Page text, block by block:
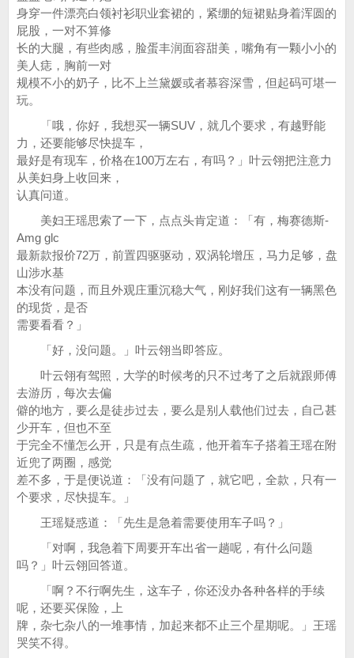
身穿一件漂亮白领衬衫职业套裙的，紧绷的短裙贴身着浑圆的
屁股，一对不算修
长的大腿，有些肉感，脸蛋丰润面容甜美，嘴角有一颗小小的
美人痣，胸前一对
规模不小的奶子，比不上兰黛媛或者慕容深雪，但起码可堪一
玩。
「哦，你好，我想买一辆SUV，就几个要求，有越野能
力，还要能够尽快提车，
最好是有现车，价格在100万左右，有吗？」叶云翎把注意力
从美妇身上收回来，
认真问道。
美妇王瑶思索了一下，点点头肯定道：「有，梅赛德斯-
Amg glc
最新款报价72万，前置四驱驱动，双涡轮增压，马力足够，盘
山涉水基
本没有问题，而且外观庄重沉稳大气，刚好我们这有一辆黑色
的现货，是否
需要看看？」
「好，没问题。」叶云翎当即答应。
叶云翎有驾照，大学的时候考的只不过考了之后就跟师傅
去游历，每次去偏
僻的地方，要么是徒步过去，要么是别人载他们过去，自己甚
少开车，但也不至
于完全不懂怎么开，只是有点生疏，他开着车子搭着王瑶在附
近兜了两圈，感觉
差不多，于是便说道：「没有问题了，就它吧，全款，只有一
个要求，尽快提车。」
王瑶疑惑道：「先生是急着需要使用车子吗？」
「对啊，我急着下周要开车出省一趟呢，有什么问题
吗？」叶云翎回答道。
「啊？不行啊先生，这车子，你还没办各种各样的手续
呢，还要买保险，上
牌，杂七杂八的一堆事情，加起来都不止三个星期呢。」王瑶
哭笑不得。